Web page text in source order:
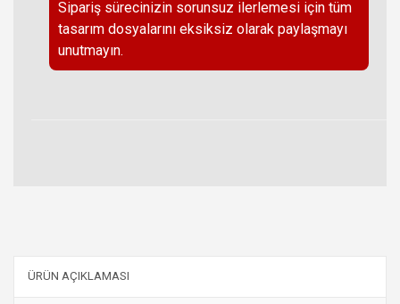
Sipariş sürecinizin sorunsuz ilerlemesi için tüm
tasarım dosyalarını eksiksiz olarak paylaşmayı
unutmayın.
ÜRÜN AÇIKLAMASI